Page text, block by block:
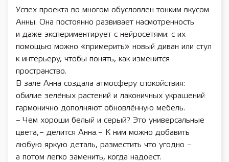
Успех проекта во многом обусловлен тонким вкусом
Анны. Она постоянно развивает насмотренность
и даже экспериментирует с нейросетями: с их
помощью можно «примерить» новый диван или стул
к интерьеру, чтобы понять, как изменится
пространство.
В зале Анна создала атмосферу спокойствия:
обилие зелёных растений и лаконичных украшений
гармонично дополняют обновлённую мебель.
– Чем хороши белый и серый? Это универсальные
цвета, – делится Анна. – К ним можно добавить
любую яркую деталь, разместить что угодно –
а потом легко заменить, когда надоест.